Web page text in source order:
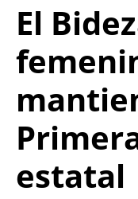
El
estatal